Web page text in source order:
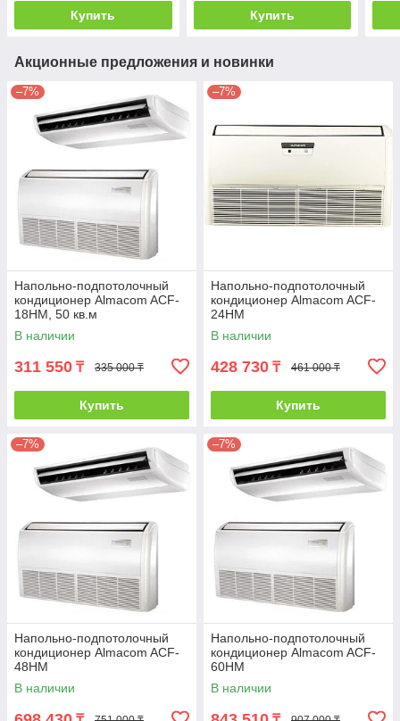
Купить Купить
Акционные предложения и новинки
–7%
Напольно-подпотолочный
кондиционер Almacom ACF-
18HM, 50 кв.м
В наличии
311 550 ₸ 335 000 ₸
Купить
–7%
Напольно-подпотолочный
кондиционер Almacom ACF-
24HM
В наличии
428 730 ₸ 461 000 ₸
Купить
–7%
Напольно-подпотолочный
кондиционер Almacom ACF-
48HM
В наличии
–7%
Напольно-подпотолочный
кондиционер Almacom ACF-
60HM
В наличии